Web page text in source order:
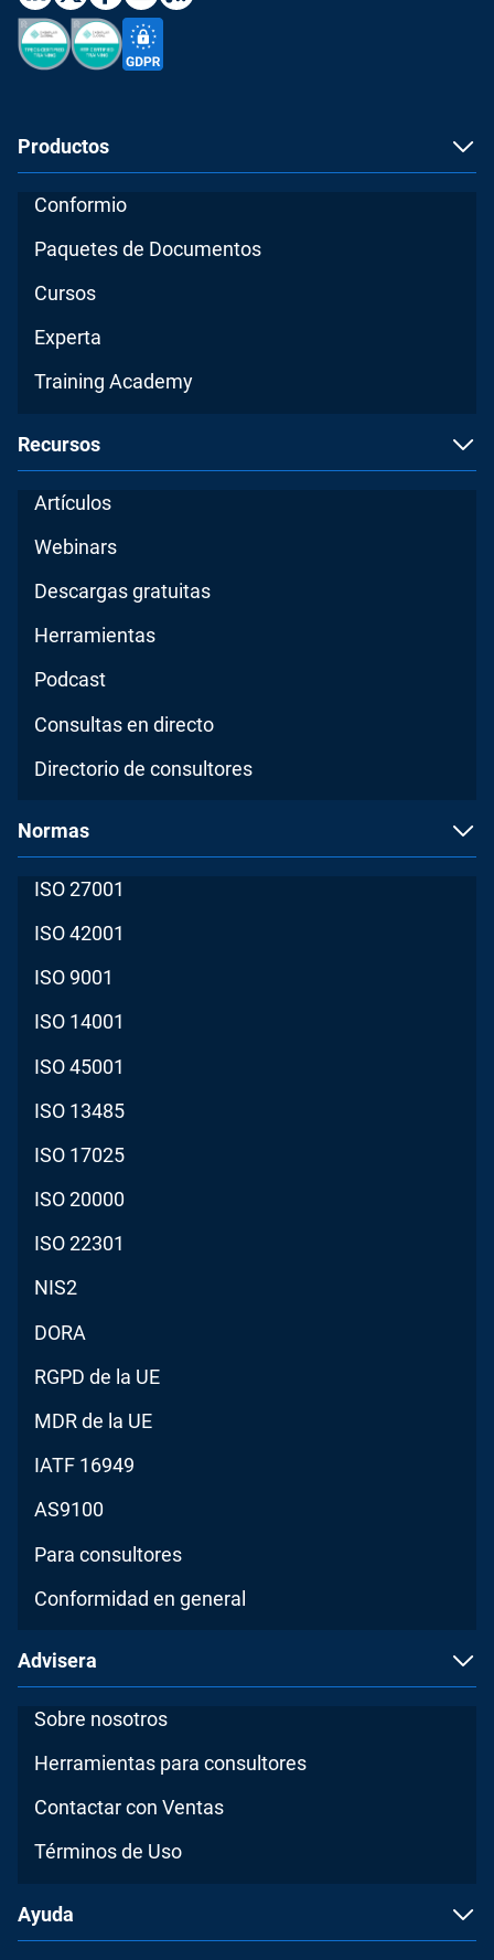
Productos
Conformio
Paquetes de Documentos
Cursos
Experta
Training Academy
Recursos
Artículos
Webinars
Descargas gratuitas
Herramientas
Podcast
Consultas en directo
Directorio de consultores
Normas
ISO 27001
ISO 42001
ISO 9001
ISO 14001
ISO 45001
ISO 13485
ISO 17025
ISO 20000
ISO 22301
NIS2
DORA
RGPD de la UE
MDR de la UE
IATF 16949
AS9100
Para consultores
Conformidad en general
Advisera
Sobre nosotros
Herramientas para consultores
Contactar con Ventas
Términos de Uso
Ayuda